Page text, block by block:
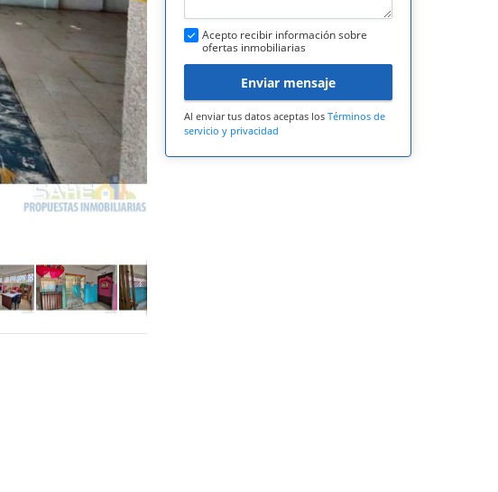
Acepto recibir información sobre
ofertas inmobiliarias
Enviar mensaje
Al enviar tus datos aceptas los Términos de
servicio y privacidad